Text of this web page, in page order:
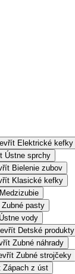
Elektrické kefky
Ústne sprchy
Bielenie zubov
Klasické kefky
Medzizubie
Zubné pasty
Ústne vody
Detské produkty
Zubné náhrady
Zubné strojčeky
Zápach z úst